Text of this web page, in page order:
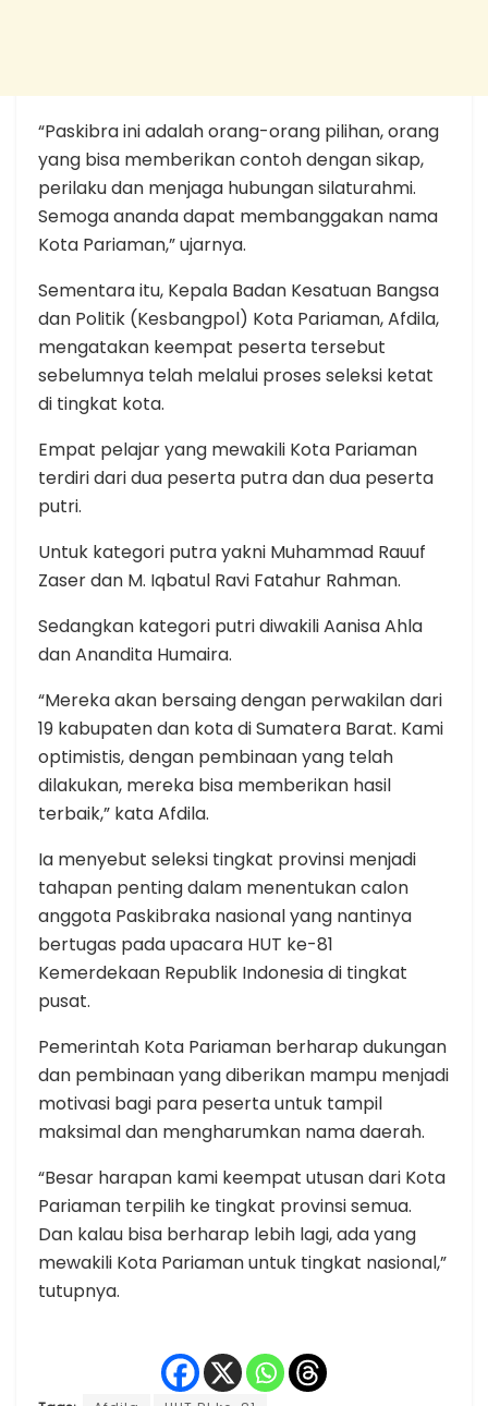
“Paskibra ini adalah orang-orang pilihan, orang
yang bisa memberikan contoh dengan sikap,
perilaku dan menjaga hubungan silaturahmi.
Semoga ananda dapat membanggakan nama
Kota Pariaman,” ujarnya.
Sementara itu, Kepala Badan Kesatuan Bangsa
dan Politik (Kesbangpol) Kota Pariaman, Afdila,
mengatakan keempat peserta tersebut
sebelumnya telah melalui proses seleksi ketat
di tingkat kota.
Empat pelajar yang mewakili Kota Pariaman
terdiri dari dua peserta putra dan dua peserta
putri.
Untuk kategori putra yakni Muhammad Rauuf
Zaser dan M. Iqbatul Ravi Fatahur Rahman.
Sedangkan kategori putri diwakili Aanisa Ahla
dan Anandita Humaira.
“Mereka akan bersaing dengan perwakilan dari
19 kabupaten dan kota di Sumatera Barat. Kami
optimistis, dengan pembinaan yang telah
dilakukan, mereka bisa memberikan hasil
terbaik,” kata Afdila.
Ia menyebut seleksi tingkat provinsi menjadi
tahapan penting dalam menentukan calon
anggota Paskibraka nasional yang nantinya
bertugas pada upacara HUT ke-81
Kemerdekaan Republik Indonesia di tingkat
pusat.
Pemerintah Kota Pariaman berharap dukungan
dan pembinaan yang diberikan mampu menjadi
motivasi bagi para peserta untuk tampil
maksimal dan mengharumkan nama daerah.
“Besar harapan kami keempat utusan dari Kota
Pariaman terpilih ke tingkat provinsi semua.
Dan kalau bisa berharap lebih lagi, ada yang
mewakili Kota Pariaman untuk tingkat nasional,”
tutupnya.